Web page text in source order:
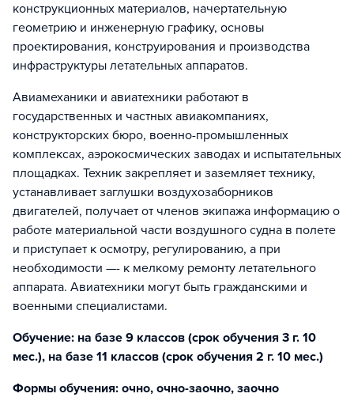
конструкционных материалов, начертательную
геометрию и инженерную графику, основы
проектирования, конструирования и производства
инфраструктуры летательных аппаратов.
Авиамеханики и авиатехники работают в
государственных и частных авиакомпаниях,
конструкторских бюро, военно-промышленных
комплексах, аэрокосмических заводах и испытательных
площадках. Техник закрепляет и заземляет технику,
устанавливает заглушки воздухозаборников
двигателей, получает от членов экипажа информацию о
работе материальной части воздушного судна в полете
и приступает к осмотру, регулированию, а при
необходимости —- к мелкому ремонту летательного
аппарата. Авиатехники могут быть гражданскими и
военными специалистами.
Обучение: на базе 9 классов (срок обучения 3 г. 10
мес.), на базе 11 классов (срок обучения 2 г. 10 мес.)
Формы обучения: очно, очно-заочно, заочно